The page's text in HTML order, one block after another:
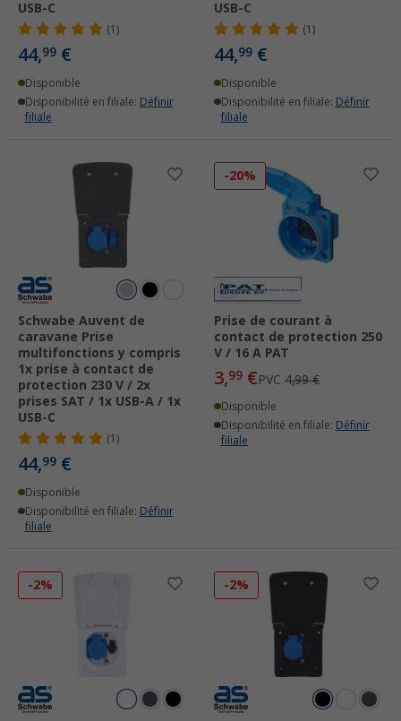
USB-C
(1)
44,99 €
Disponible
Disponibilité en filiale: Définir
filiale
USB-C
(1)
44,99 €
Disponible
Disponibilité en filiale: Définir
filiale
Schwabe Auvent de
caravane Prise
multifonctions y compris
1x prise à contact de
protection 230 V / 2x
prises SAT / 1x USB-A / 1x
USB-C
(1)
44,99 €
Disponible
Disponibilité en filiale: Définir
filiale
-20%
Prise de courant à
contact de protection 250
V / 16 A PAT
3,99 €PVC 4,99 €
Disponible
Disponibilité en filiale: Définir
filiale
-2% -2%